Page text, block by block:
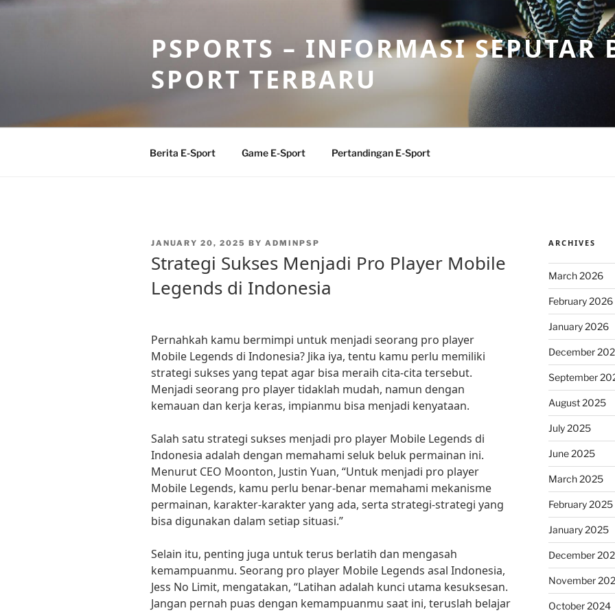
Skip
PSPORTS – INFORMASI SEPUTAR
SPORT TERBARU
Berita E-Sport Game E-Sport Pertandingan E-Sport
POSTED
JANUARY 20, 2025 BY ADMINPSP
Strategi Sukses Menjadi Pro Player Mobile
Legends di Indonesia
Pernahkah kamu bermimpi untuk menjadi seorang pro player
Mobile Legends di Indonesia? Jika iya, tentu kamu perlu memiliki
strategi sukses yang tepat agar bisa meraih cita-cita tersebut.
Menjadi seorang pro player tidaklah mudah, namun dengan
kemauan dan kerja keras, impianmu bisa menjadi kenyataan.
Salah satu strategi sukses menjadi pro player Mobile Legends di
Indonesia adalah dengan memahami seluk beluk permainan ini.
Menurut CEO Moonton, Justin Yuan, “Untuk menjadi pro player
Mobile Legends, kamu perlu benar-benar memahami mekanisme
permainan, karakter-karakter yang ada, serta strategi-strategi yang
bisa digunakan dalam setiap situasi.”
Selain itu, penting juga untuk terus berlatih dan mengasah
kemampuanmu. Seorang pro player Mobile Legends asal Indonesia,
Jess No Limit, mengatakan, “Latihan adalah kunci utama kesuksesan.
Jangan pernah puas dengan kemampuanmu saat ini, teruslah belajar
ARCHIVES
March 2026
February 2026
January 2026
December
September
August 2025
July 2025
June 2025
March 2025
February 2025
January 2025
December
November
October 2024